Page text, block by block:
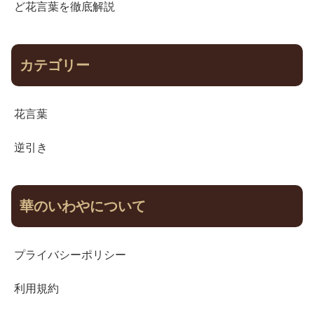
ど花言葉を徹底解説
カテゴリー
花言葉
逆引き
華のいわやについて
プライバシーポリシー
利用規約